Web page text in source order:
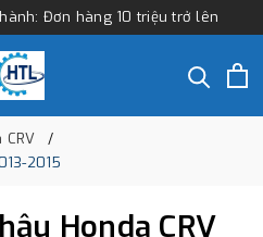
Đơn hàng 10 triệu trở lên
CRV
2015
Honda CRV